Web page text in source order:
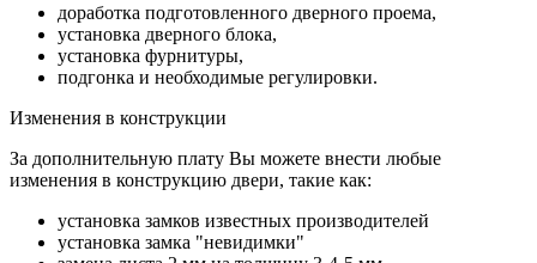
доработка подготовленного дверного проема,
установка дверного блока,
установка фурнитуры,
подгонка и необходимые регулировки.
Изменения в конструкции
За дополнительную плату Вы можете внести любые
изменения в конструкцию двери, такие как:
установка замков известных производителей
установка замка "невидимки"